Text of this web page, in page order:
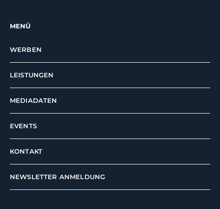
MENÜ
WERBEN
LEISTUNGEN
MEDIADATEN
EVENTS
KONTAKT
NEWSLETTER ANMELDUNG